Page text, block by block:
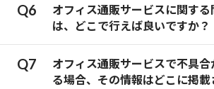
オフィス通販サービスに関す
は、どこで行えば良いですか？
オフィス通販サービスで不具
る場合、その情報はどこに掲載